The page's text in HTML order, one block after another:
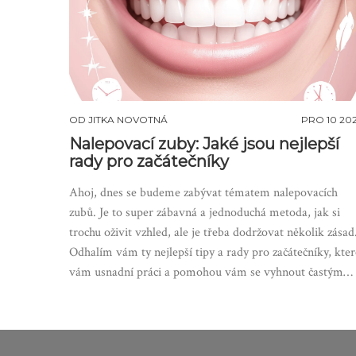
OD JITKA NOVOTNÁ PRO 10
Nalepovací zuby: Jaké jsou nejlepší
rady pro začátečníky
Ahoj, dnes se budeme zabývat tématem nalepovacích
zubů. Je to super zábavná a jednoduchá metoda, jak si
trochu oživit vzhled, ale je třeba dodržovat několik zásad.
Odhalím vám ty nejlepší tipy a rady pro začátečníky,
vám usnadní práci a pomohou vám se vyhnout častým